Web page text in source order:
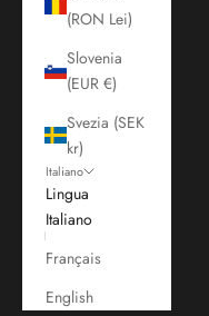
(RON Lei)
Slovenia
(EUR €)
Svezia (SEK
kr)
Italiano
Lingua
Italiano
Français
English